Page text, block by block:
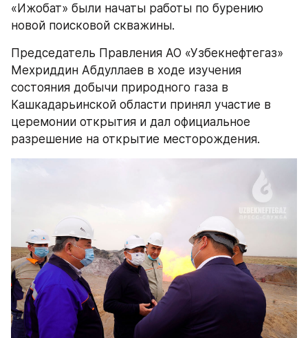
«Ижобат» были начаты работы по бурению
новой поисковой скважины.
Председатель Правления АО «Узбекнефтегаз»
Мехриддин Абдуллаев в ходе изучения
состояния добычи природного газа в
Кашкадарьинской области принял участие в
церемонии открытия и дал официальное
разрешение на открытие месторождения.